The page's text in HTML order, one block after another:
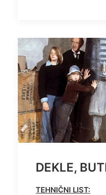
DEKLE,
TEHNIČNI LIST: